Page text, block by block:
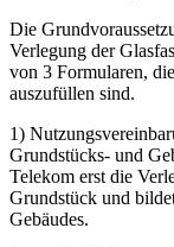
Die
Verlegung der
von 3 Formularen,
auszufüllen sind.
1)
Grundstücks- und
Telekom erst die
Grundstück und
Gebäudes.